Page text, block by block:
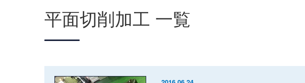
平面切削加工 一覧